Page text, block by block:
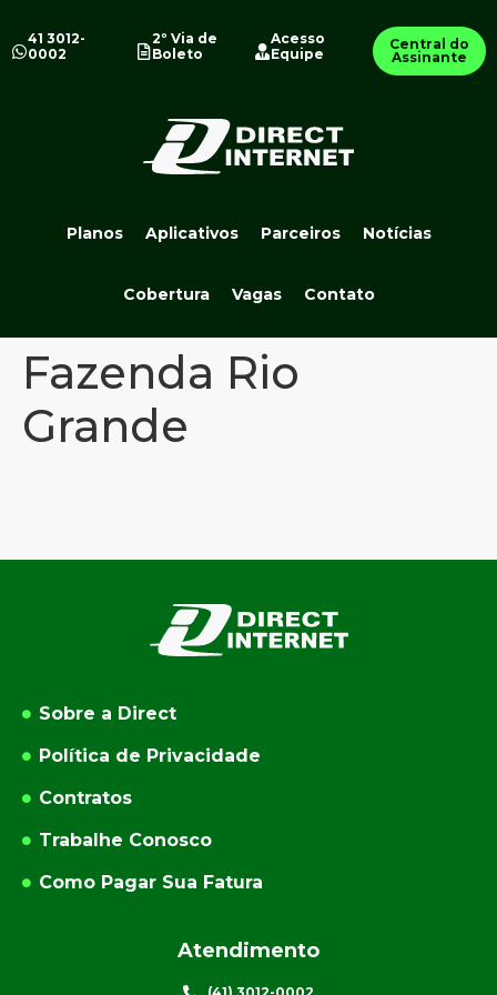
41 3012-
0002
2º Via de
Boleto
Acesso
Equipe
Central do
Assinante
Planos Aplicativos Parceiros Notícias
Cobertura Vagas Contato
Fazenda Rio
Grande
Sobre a Direct
Política de Privacidade
Contratos
Trabalhe Conosco
Como Pagar Sua Fatura
Atendimento